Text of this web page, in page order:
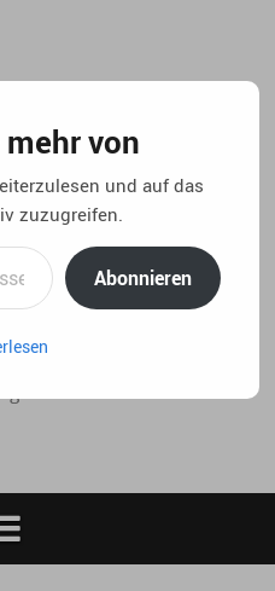
von
und auf das
zuzugreifen.
Abonnieren